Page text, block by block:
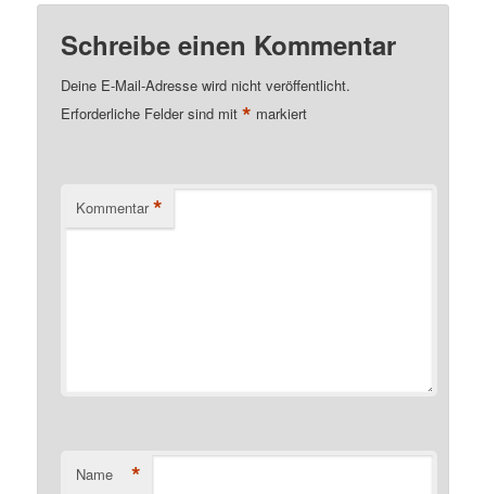
Schreibe einen Kommentar
Deine E-Mail-Adresse wird nicht veröffentlicht.
Erforderliche Felder sind mit* markiert
Kommentar *
Name *